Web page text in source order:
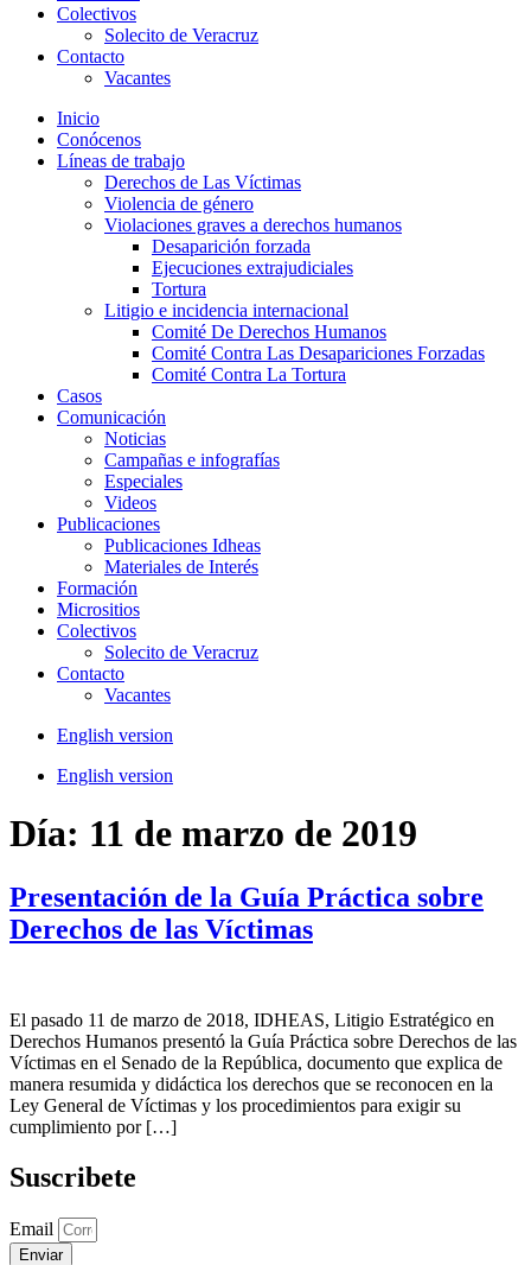
Colectivos
Solecito de Veracruz
Contacto
Vacantes
Inicio
Conócenos
Líneas de trabajo
Derechos de Las Víctimas
Violencia de género
Violaciones graves a derechos humanos
Desaparición forzada​
Ejecuciones extrajudiciales
Tortura
Litigio e incidencia internacional
Comité De Derechos Humanos​
Comité Contra Las Desapariciones Forzadas
Comité Contra La Tortura​
Casos
Comunicación
Noticias
Campañas e infografías
Especiales
Videos
Publicaciones
Publicaciones Idheas
Materiales de Interés
Formación
Micrositios
Colectivos
Solecito de Veracruz
Contacto
Vacantes
English version
English version
Día: 11 de marzo de 2019
Presentación de la Guía Práctica sobre
Derechos de las Víctimas
El pasado 11 de marzo de 2018, IDHEAS, Litigio Estratégico en
Derechos Humanos presentó la Guía Práctica sobre Derechos de las
Víctimas en el Senado de la República, documento que explica de
manera resumida y didáctica los derechos que se reconocen en la
Ley General de Víctimas y los procedimientos para exigir su
cumplimiento por […]
Suscribete
Email
Enviar